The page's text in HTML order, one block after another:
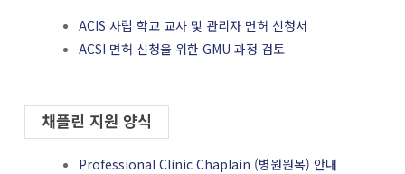
ACIS 사립 학교 교사 및 관리자 면허 신청서
ACSI 면허 신청을 위한 GMU 과정 검토
채플린 지원 양식
Professional Clinic Chaplain (병원원목) 안내